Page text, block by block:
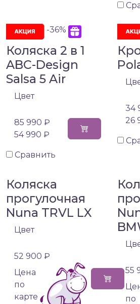
-36%
Коляска 2 в 1
ABC-Design
Salsa 5 Air
Цвет
85 990 ₽
54 990 ₽
Сравнить
34
26
Коляска
прогулочная
Nuna TRVL LX
Цвет
52 900 ₽
Цена
по
карте
55
по